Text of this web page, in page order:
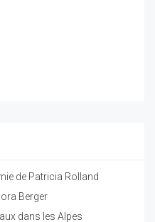
de Patricia Rolland
Berger
dans les Alpes